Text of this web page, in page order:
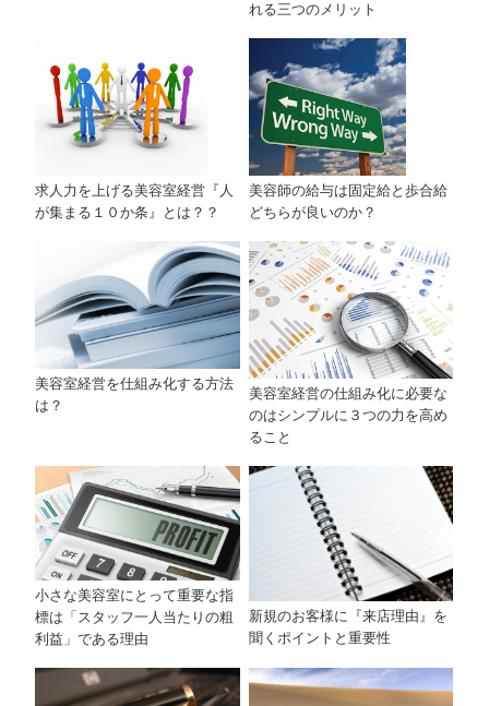
れる三つのメリット
求人力を上げる美容室経営『人
が集まる１０か条』とは？？
美容師の給与は固定給と歩合給
どちらが良いのか？
美容室経営を仕組み化する方法
は？
美容室経営の仕組み化に必要な
のはシンプルに３つの力を高め
ること
小さな美容室にとって重要な指
標は「スタッフ一人当たりの粗
利益」である理由
新規のお客様に『来店理由』を
聞くポイントと重要性